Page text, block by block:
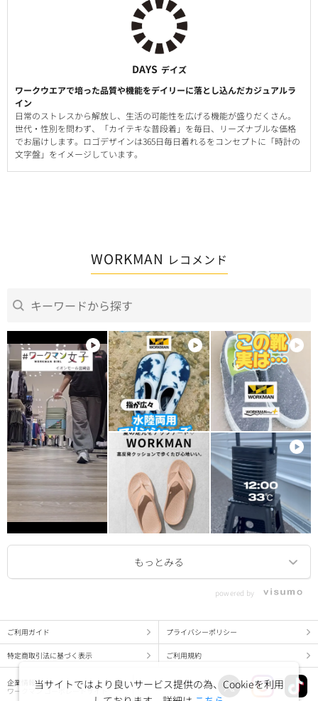
DAYS デイズ
ワークウエアで培った品質や機能をデイリーに落とし込んだカジュアルラ
イン
日常のストレスから解放し、生活の可能性を広げる機能が盛りだくさん。
世代・性別を問わず、「カイテキな普段着」を毎日、リーズナブルな価格
でお届けします。ロゴデザインは365日毎日着れるをコンセプトに「時計の
文字盤」をイメージしています。
WORKMAN レコメンド
powered by
ご利用ガイド プライバシーポリシー
特定商取引法に基づく表示 ご利用規約
企業情報
ワークマン コーポレートサイト
当サイトではより良いサービス提供の為、Cookieを利用